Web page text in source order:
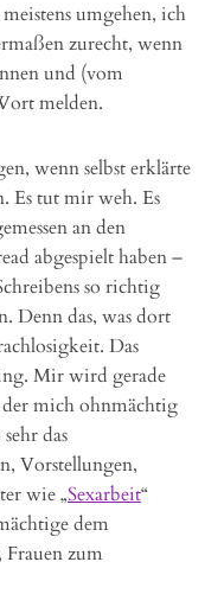
umgehen, ich
zurecht, wenn
und (vom
melden.
wenn selbst erklärte
Es tut mir weh. Es
an den
abgespielt haben –
so richtig
Denn das, was dort
Das
Mir wird gerade
der mich ohnmächtig
das
Vorstellungen,
wie „Sexarbeit“
dem
zum